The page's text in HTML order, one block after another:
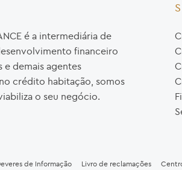
é a intermediária de
financeiro
e demais agentes
crédito habitação, somos
o seu negócio.
de Informação Livro de reclamações